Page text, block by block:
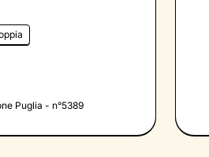
Puglia - n°5389